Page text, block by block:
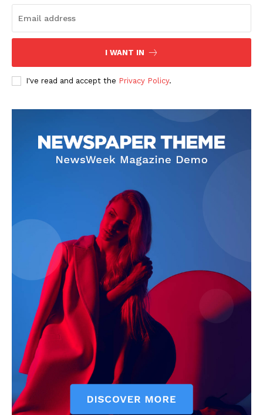
I WANT IN
I've read and accept the Privacy Policy.